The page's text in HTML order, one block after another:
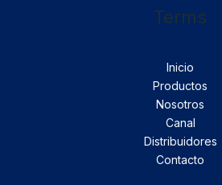
Terms
Inicio
Productos
Nosotros
Canal
Distribuidores
Contacto